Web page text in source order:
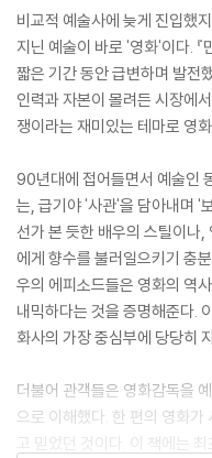
비교적 예술사에 늦게 진입했
지닌 예술이 바로 '영화'이다.
짧은 기간 동안 급변하며 발전
인력과 자본이 몰려든 시장에
쟁이라는 재미있는 테마로 영
90년대에 접어들면서 예술인
는, 급기야 '사관'을 담아내며 '
선가 본 듯한 배우의 스틸이나
에게 향수를 불러일으키기 충
우의 에피소드들은 영화의 역
내믹하다는 것을 증명해준다.
화사의 가장 중심부에 당당히
더불어 관객들은 영화감독을
으로 이해했다. 한 편의 영화가
고 믿었던 것이다. 이 책에는